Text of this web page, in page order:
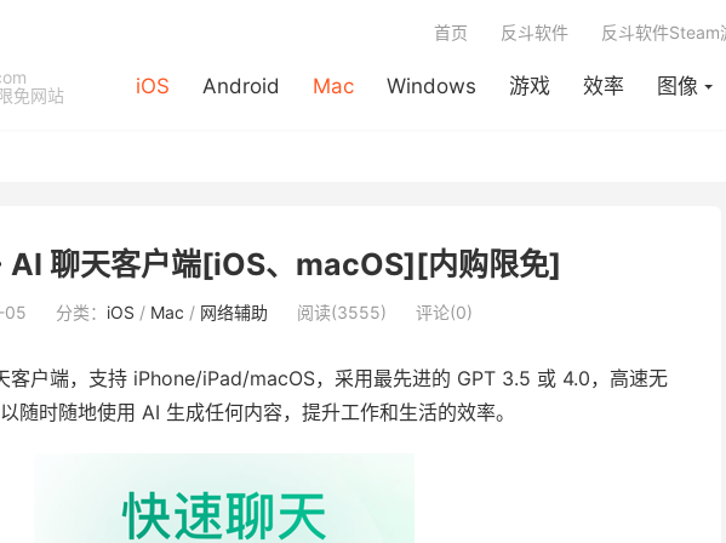
免网站
iOS Android Mac Windows 游戏 效率 图像
首页 反斗软件 反斗软件Steam
聊天客户端[iOS、macOS][内购限免]
05 分类： iOS / Mac / 网络辅助 阅读(3555) 评论(0)
客户端，支持 iPhone/iPad/macOS，采用最先进的 GPT 3.5 或 4.0，高速无
随时随地使用 AI 生成任何内容，提升工作和生活的效率。